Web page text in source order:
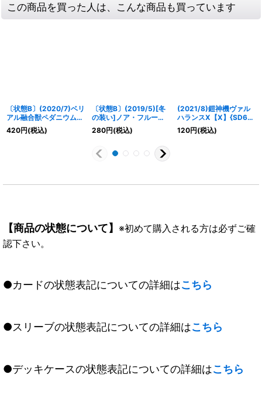
この商品を買った人は、こんな商品も買っています
〔状態B〕(2020/7)ベリ
アル融合獣ペダニウムゼ
ットン【X】{PB08-
X01}《赤》
420円(税込)
〔状態B〕(2019/5)[冬
の装い]ノア・フルール
【X】{BSC33-X02}
《黄》
280円(税込)
(2021/8)鎧神機ヴァル
ハランスX【X】{SD61-
X01}《白》
120円(税込)
【商品の状態について】 ※初めて購入される方は必ずご確
認下さい。
●カードの状態表記についての詳細はこちら
●スリーブの状態表記についての詳細はこちら
●デッキケースの状態表記についての詳細はこちら